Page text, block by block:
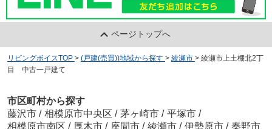
ページトップへ
リビングボイスTOP > (戸建(売買))地域から探す > 綾瀬市 > 綾瀬市上土棚北2丁
目 中古一戸建て
市区町村から探す
藤沢市 / 相模原市中央区 / 茅ヶ崎市 / 平塚市 /
相模原市南区 / 厚木市 / 座間市 / 綾瀬市 / 伊勢原市 / 秦野市